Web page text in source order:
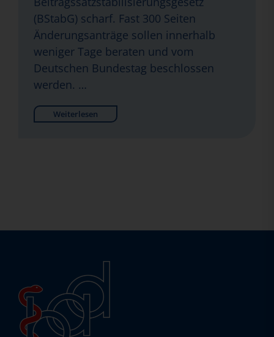
(BStabG) scharf. Fast 300 Seiten
Änderungsanträge sollen innerhalb
weniger Tage beraten und vom
Deutschen Bundestag beschlossen
werden. …
Weiterlesen